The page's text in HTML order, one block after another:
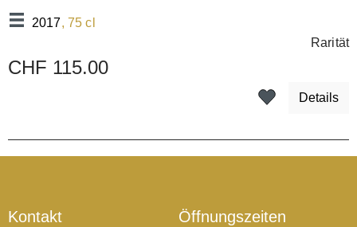
2017, 75 cl
Rarität
CHF 115.00
Details
Kontakt Öffnungszeiten